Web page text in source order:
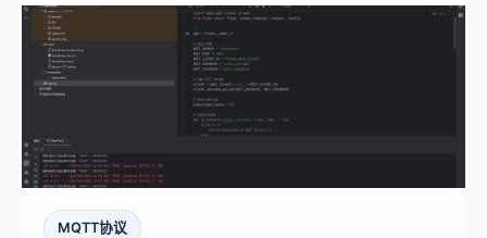
的发布和订阅操作。
MQTT协议